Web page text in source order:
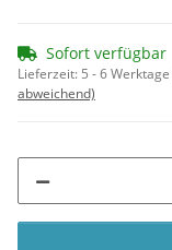
Sofort verfügbar
Lieferzeit: 5 - 6 Werktage
abweichend)